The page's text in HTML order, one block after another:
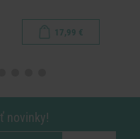
17,99 €
novinky!